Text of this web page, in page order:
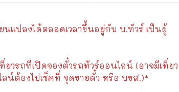
นแปลงได้ตลอดเวลาขึ้นอยู่กับ บ.ทัวร์ เป็นผู้
ยวรถที่เปิดจองตั๋วรถทัวร์ออนไลน์ (อาจมีเที่ยว
น์ต้องไปเช็คที่ จุดขายตั๋ว หรือ บขส.)*